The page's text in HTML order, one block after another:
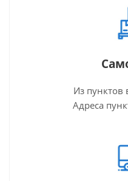
Из пунктов
Адреса